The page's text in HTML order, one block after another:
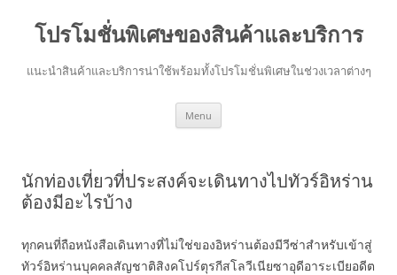
โปรโมชั่นพิเศษของสินค้าและบริการ
แนะนำสินค้าและบริการน่าใช้พร้อมทั้งโปรโมชั่นพิเศษในช่วงเวลาต่างๆ
Menu
นักท่องเที่ยวที่ประสงค์จะเดินทางไปทัวร์อิหร่าน
ต้องมีอะไรบ้าง
ทุกคนที่ถือหนังสือเดินทางที่ไม่ใช่ของอิหร่านต้องมีวีซ่าสำหรับเข้าสู่
ทัวร์อิหร่านบุคคลสัญชาติสิงคโปร์ตุรกีสโลวีเนียซาอุดีอาระเบียอดีต